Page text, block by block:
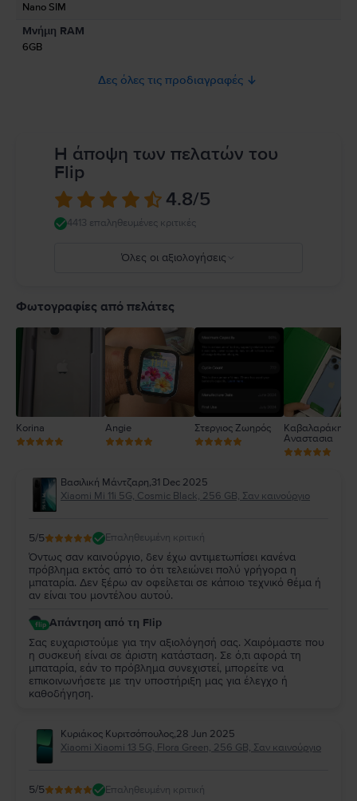
ασφάλεια του προϊόντος.
Nano SIM
Μνήμη RAM
6GB
Δες όλες τις προδιαγραφές
Η άποψη των πελατών του
Flip
4.8/5
4413 επαληθευμένες κριτικές
Όλες οι αξιολογήσεις
4
2
1
Φωτογραφίες από πελάτες
Korina Angie Στεργιος Ζωηρός
Καβαλαράκη
Αναστασια
Βασιλική Μάντζαρη,31 Dec 2025
Xiaomi Mi 11i 5G, Cosmic Black, 256 GB, Σαν καινούργιο
5/5 Επαληθευμένη κριτική
Όντως σαν καινούργιο, δεν έχω αντιμετωπίσει κανένα
πρόβλημα εκτός από το ότι τελειώνει πολύ γρήγορα η
μπαταρία. Δεν ξέρω αν οφείλεται σε κάποιο τεχνικό θέμα ή
αν είναι του μοντέλου αυτού.
Απάντηση από τη Flip
Σας ευχαριστούμε για την αξιολόγησή σας. Χαιρόμαστε που
η συσκευή είναι σε άριστη κατάσταση. Σε ό,τι αφορά τη
μπαταρία, εάν το πρόβλημα συνεχιστεί, μπορείτε να
επικοινωνήσετε με την υποστήριξη μας για έλεγχο ή
καθοδήγηση.
Κυριάκος Κυριτσόπουλος,28 Jun 2025
Xiaomi Xiaomi 13 5G, Flora Green, 256 GB, Σαν καινούργιο
5/5 Επαληθευμένη κριτική